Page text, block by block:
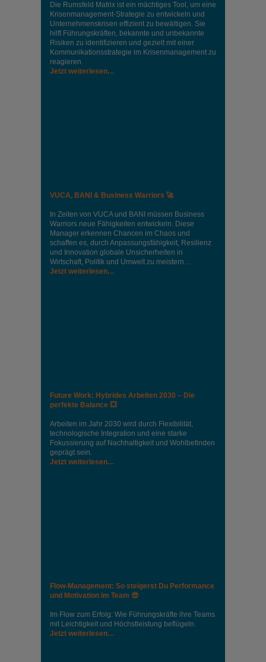
Die Rumsfeld Matrix ist ein mächtiges Tool, um eine
Krisenmanagement-Strategie zu entwickeln und
Unternehmenskrisen effizient zu bewältigen. Sie
hilft Führungskräften, bekannte und unbekannte
Risiken zu identifizieren und gezielt mit einer
Kommunikationsstrategie im Krisenmanagement zu
reagieren.
Jetzt weiterlesen…
VUCA, BANI & Business Warriors 🚀
In Zeiten von VUCA und BANI müssen Business
Warriors neue Fähigkeiten entwickeln. Diese
Manager erkennen Chancen im Chaos und
schaffen es, durch Anpassungsfähigkeit, Resilienz
und Innovation globale Unsicherheiten in
Wirtschaft, Politik und Umwelt zu meistern…
Jetzt weiterlesen…
Future Work: Hybrides Arbeiten 2030 – Die
perfekte Balance 💥
Arbeiten im Jahr 2030 wird durch Flexibilität,
technologische Integration und eine starke
Fokussierung auf Nachhaltigkeit und Wohlbefinden
geprägt sein.
Jetzt weiterlesen…
Flow-Management: So steigerst Du Performance
und Motivation im Team 😎
Im Flow zum Erfolg: Wie Führungskräfte ihre Teams
mit Leichtigkeit und Höchstleistung beflügeln.
Jetzt weiterlesen…